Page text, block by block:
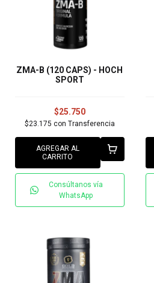
ZMA-B (120 CAPS) - HOCH
SPORT
$25.750
$23.175 con Transferencia
AGREGAR AL
CARRITO
Consúltanos vía
WhatsApp